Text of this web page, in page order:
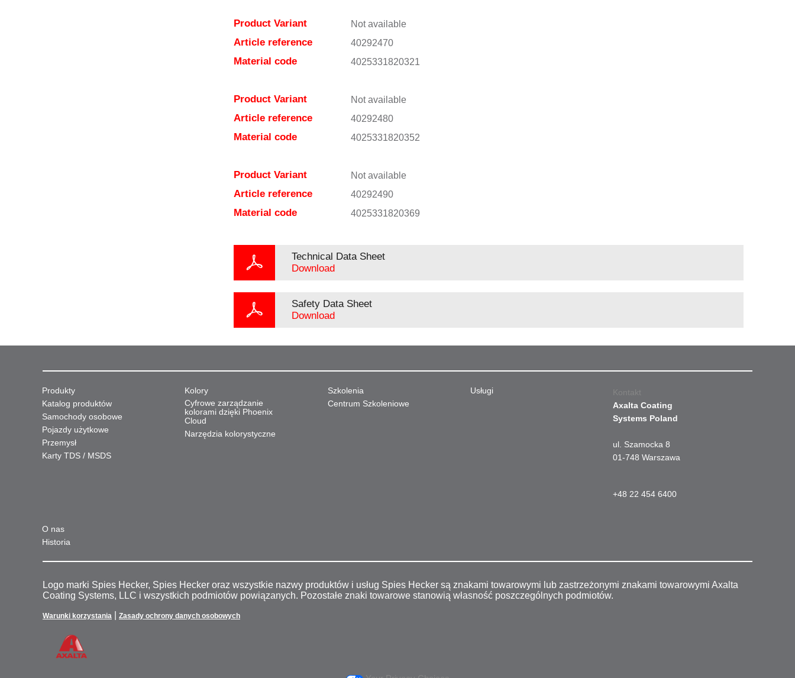
Product Variant Not available
Article reference 40292470
Material code 4025331820321
Product Variant Not available
Article reference 40292480
Material code 4025331820352
Product Variant Not available
Article reference 40292490
Material code 4025331820369
Technical Data Sheet
Download
Safety Data Sheet
Download
Produkty
Katalog produktów
Samochody osobowe
Pojazdy użytkowe
Przemysł
Karty TDS / MSDS
Kolory
Cyfrowe zarządzanie
kolorami dzięki Phoenix
Cloud
Narzędzia kolorystyczne
Szkolenia
Centrum Szkoleniowe
Usługi
O nas
Historia
Kontakt
Axalta Coating
Systems Poland
ul. Szamocka 8
01-748 Warszawa
+48 22 454 6400
Logo marki Spies Hecker, Spies Hecker oraz wszystkie nazwy produktów i usług Spies Hecker są znakami towarowymi lub zastrzeżonymi znakami towarowymi Axalta
Coating Systems, LLC i wszystkich podmiotów powiązanych. Pozostałe znaki towarowe stanowią własność poszczególnych podmiotów.
Warunki korzystania Zasady ochrony danych osobowych